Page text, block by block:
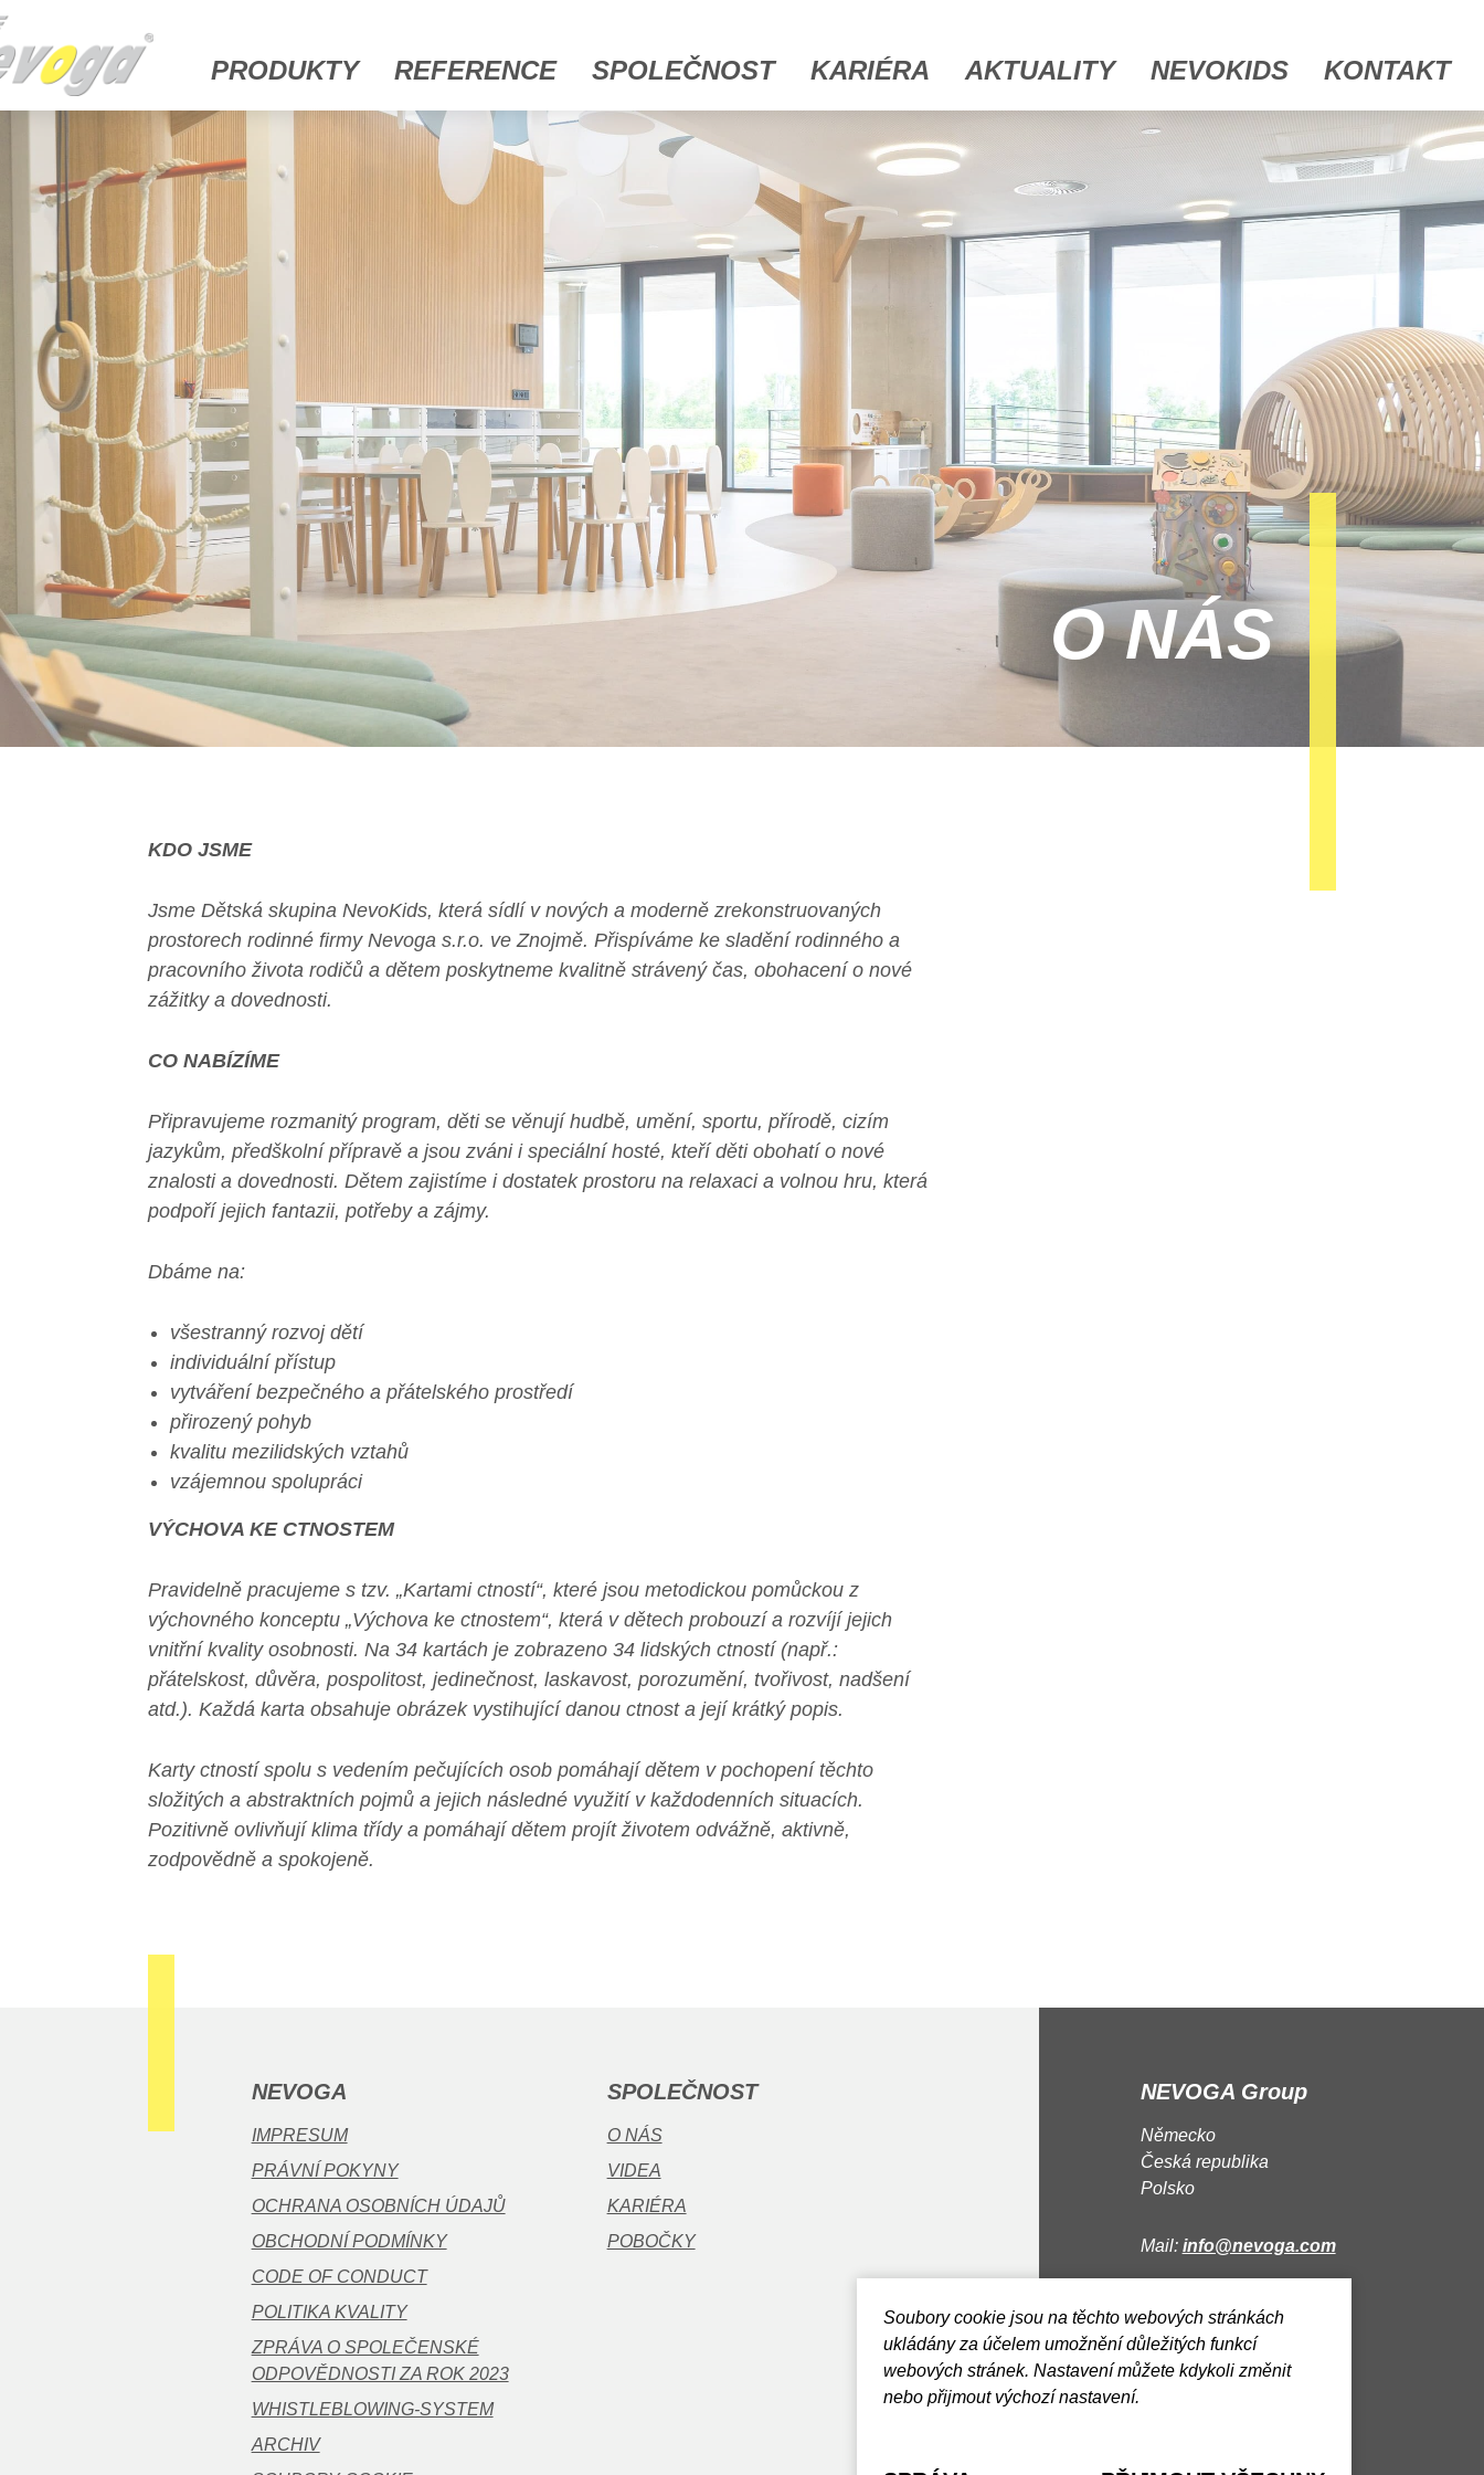
PRODUKTY REFERENCE SPOLEČNOST KARIÉRA AKTUALITY NEVOKIDS KONTAKT
O NÁS
KDO JSME
Jsme Dětská skupina NevoKids, která sídlí v nových a moderně zrekonstruovaných
prostorech rodinné firmy Nevoga s.r.o. ve Znojmě. Přispíváme ke sladění rodinného a
pracovního života rodičů a dětem poskytneme kvalitně strávený čas, obohacení o nové
zážitky a dovednosti.
CO NABÍZÍME
Připravujeme rozmanitý program, děti se věnují hudbě, umění, sportu, přírodě, cizím
jazykům, předškolní přípravě a jsou zváni i speciální hosté, kteří děti obohatí o nové
znalosti a dovednosti. Dětem zajistíme i dostatek prostoru na relaxaci a volnou hru, která
podpoří jejich fantazii, potřeby a zájmy.
Dbáme na:
všestranný rozvoj dětí
individuální přístup
vytváření bezpečného a přátelského prostředí
přirozený pohyb
kvalitu mezilidských vztahů
vzájemnou spolupráci
VÝCHOVA KE CTNOSTEM
Pravidelně pracujeme s tzv. „Kartami ctností“, které jsou metodickou pomůckou z
výchovného konceptu „Výchova ke ctnostem“, která v dětech probouzí a rozvíjí jejich
vnitřní kvality osobnosti. Na 34 kartách je zobrazeno 34 lidských ctností (např.:
přátelskost, důvěra, pospolitost, jedinečnost, laskavost, porozumění, tvořivost, nadšení
atd.).Každá karta obsahuje obrázek vystihující danou ctnost a její krátký popis.
Karty ctností spolu s vedením pečujících osob pomáhají dětem v pochopení těchto
složitých a abstraktních pojmů a jejich následné využití v každodenních situacích.
Pozitivně ovlivňují klima třídy a pomáhají dětem projít životem odvážně, aktivně,
zodpovědně a spokojeně.
Soubory cookie jsou na těchto webových stránkách
ukládány za účelem umožnění důležitých funkcí
webových stránek. Nastavení můžete kdykoli změnit
nebo přijmout výchozí nastavení.
NEVOGA Group
Německo
Česká republika
Polsko
Mail: info@nevoga.com
NEVOGA
IMPRESUM
PRÁVNÍ POKYNY
OCHRANA OSOBNÍCH ÚDAJŮ
OBCHODNÍ PODMÍNKY
CODE OF CONDUCT
POLITIKA KVALITY
ZPRÁVA O SPOLEČENSKÉ
ODPOVĚDNOSTI ZA ROK 2023
WHISTLEBLOWING-SYSTEM
ARCHIV
SPOLEČNOST
O NÁS
VIDEA
KARIÉRA
POBOČKY